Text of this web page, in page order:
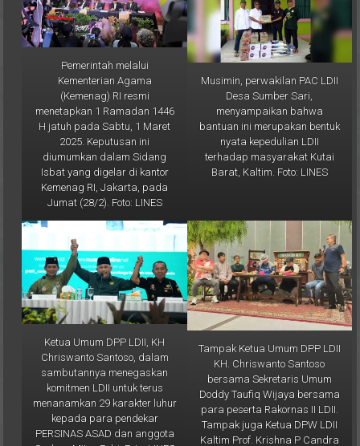
Pemerintah melalui
Kementerian Agama
(Kemenag) RI resmi
menetapkan 1 Ramadan 1446
H jatuh pada Sabtu, 1 Maret
2025. Keputusan ini
diumumkan dalam Sidang
Isbat yang digelar di kantor
Kemenag RI, Jakarta, pada
Jumat (28/2). Foto: LINES
Musimin, perwakilan PAC LDII
Desa Sumber Sari,
menyampaikan bahwa
bantuan ini merupakan bentuk
nyata kepedulian LDII
terhadap masyarakat Kutai
Barat, Kaltim. Foto: LINES
Ketua Umum DPP LDII, KH
Chriswanto Santoso, dalam
sambutannya menegaskan
komitmen LDII untuk terus
menanamkan 29 karakter luhur
kepada para pendekar
PERSINAS ASAD dan anggota
Senkom Mitra Polri. Foto: LINES
Tampak Ketua Umum DPP LDII
KH. Chriswanto Santoso
bersama Sekretaris Umum
Doddy Taufiq Wijaya bersama
para peserta Rakornas II LDII.
Tampak juga Ketua DPW LDII
Kaltim Prof. Krishna P Candra
(paling kanan). Foto: LINES